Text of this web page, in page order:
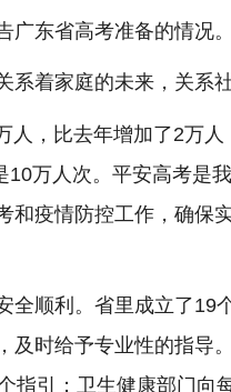
东省高考准备的情况。
家庭的未来，关系社
比去年增加了2万人
万人次。平安高考是
疫情防控工作，确保实
顺利。省里成立了19
及时给予专业性的指
指引；卫生健康部门